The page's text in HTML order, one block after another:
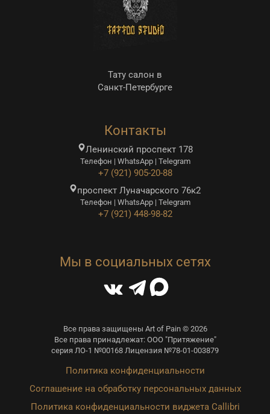
Тату салон в
Санкт-Петербурге
Контакты
Ленинский проспект 178
Телефон | WhatsApp | Telegram
+7 (921) 905-20-88
проспект Луначарского 76к2
Телефон | WhatsApp | Telegram
+7 (921) 448-98-82
Мы в социальных сетях
Все права защищены Art of Pain © 2026
Все права принадлежат: ООО "Притяжение"
серия ЛО-1 №00168 Лицензия №78-01-003879
Политика конфиденциальности
Соглашение на обработку персональных данных
Политика конфиденциальности виджета Callibri